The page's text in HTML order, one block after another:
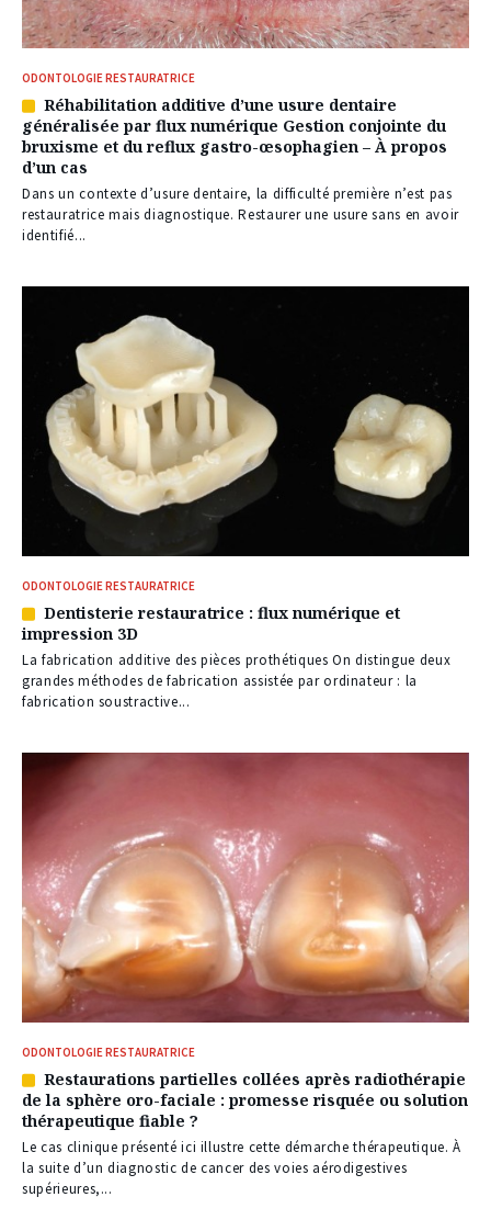
ODONTOLOGIE RESTAURATRICE
Article
réservé
à
nos
abonnés
Réhabilitation additive d’une usure dentaire
généralisée par flux numérique Gestion conjointe du
bruxisme et du reflux gastro-œsophagien – À propos
d’un cas
Dans un contexte d’usure dentaire, la difficulté première n’est pas
restauratrice mais diagnostique. Restaurer une usure sans en avoir
identifié...
ODONTOLOGIE RESTAURATRICE
Article
réservé
à
nos
abonnés
Dentisterie restauratrice : flux numérique et
impression 3D
La fabrication additive des pièces prothétiques On distingue deux
grandes méthodes de fabrication assistée par ordinateur : la
fabrication soustractive...
ODONTOLOGIE RESTAURATRICE
Article
réservé
à
nos
abonnés
Restaurations partielles collées après radiothérapie
de la sphère oro-faciale : promesse risquée ou solution
thérapeutique fiable ?
Le cas clinique présenté ici illustre cette démarche thérapeutique. À
la suite d’un diagnostic de cancer des voies aérodigestives
supérieures,...